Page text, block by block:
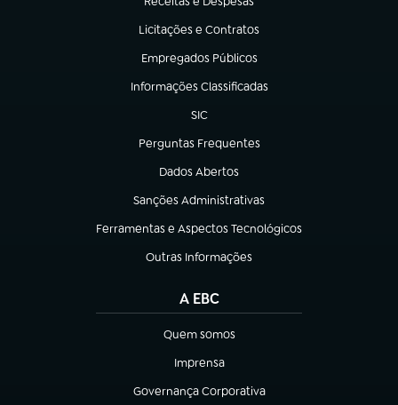
(abre em nova aba)
Licitações e Contratos
(abre em nova aba)
Empregados Públicos
(abre em nova aba)
Informações Classificadas
(abre em nova aba)
SIC
(abre em nova aba)
Perguntas Frequentes
(abre em nova aba)
Dados Abertos
(abre em nova aba)
Sanções Administrativas
(abre em nova aba)
Ferramentas e Aspectos Tecnológicos
(abre em nova aba)
Outras Informações
(abre em nova aba)
A EBC
Quem somos
(abre em nova aba)
Imprensa
(abre em nova aba)
Governança Corporativa
(abre em nova aba)